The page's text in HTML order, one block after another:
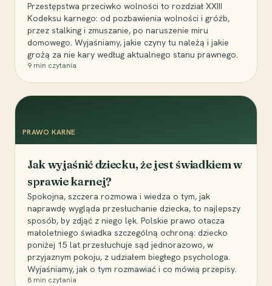
Przestępstwa przeciwko wolności to rozdział XXIII
Kodeksu karnego: od pozbawienia wolności i gróźb,
przez stalking i zmuszanie, po naruszenie miru
domowego. Wyjaśniamy, jakie czyny tu należą i jakie
grożą za nie kary według aktualnego stanu prawnego.
9 min czytania
PRAWO KARNE
Jak wyjaśnić dziecku, że jest świadkiem w
sprawie karnej?
Spokojna, szczera rozmowa i wiedza o tym, jak
naprawdę wygląda przesłuchanie dziecka, to najlepszy
sposób, by zdjąć z niego lęk. Polskie prawo otacza
małoletniego świadka szczególną ochroną: dziecko
poniżej 15 lat przesłuchuje sąd jednorazowo, w
przyjaznym pokoju, z udziałem biegłego psychologa.
Wyjaśniamy, jak o tym rozmawiać i co mówią przepisy.
8 min czytania